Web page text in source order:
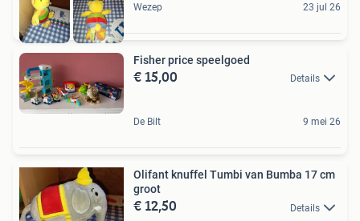
Wezep 23 jul 26
Fisher price speelgoed
€ 15,00 Details
De Bilt 9 mei 26
Olifant knuffel Tumbi van Bumba 17 cm
groot
€ 12,50 Details